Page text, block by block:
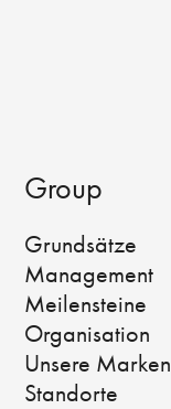
Group
Grundsätze
Management
Meilensteine
Organisation
Unsere Marken
Standorte